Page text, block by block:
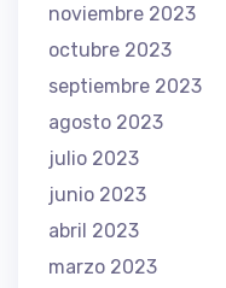
noviembre 2023
octubre 2023
septiembre 2023
agosto 2023
julio 2023
junio 2023
abril 2023
marzo 2023